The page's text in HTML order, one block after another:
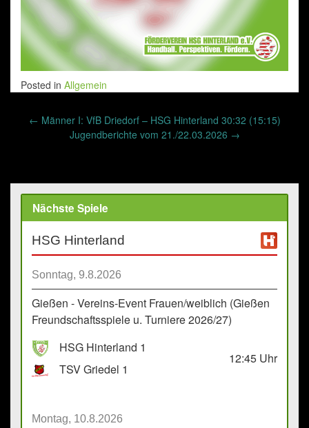
Posted in Allgemein
Post
navigation
← Männer I: VfB Driedorf – HSG Hinterland 30:32 (15:15)
Jugendberichte vom 21./22.03.2026 →
Nächste Spiele
HSG Hinterland
Sonntag, 9.8.2026
Gießen - Vereins-Event Frauen/weiblich (Gießen
Freundschaftsspiele u. Turniere 2026/27)
HSG Hinterland 1
TSV Griedel 1
12:45 Uhr
Montag, 10.8.2026